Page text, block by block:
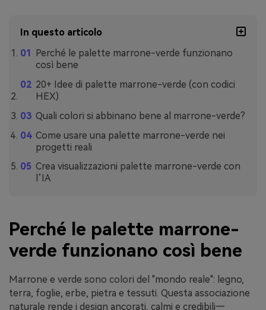
In questo articolo
Perché le palette marrone-verde funzionano
così bene
20+ Idee di palette marrone-verde (con codici
HEX)
Quali colori si abbinano bene al marrone-verde?
Come usare una palette marrone-verde nei
progetti reali
Crea visualizzazioni palette marrone-verde con
l’IA
Perché le palette marrone-
verde funzionano così bene
Marrone e verde sono colori del "mondo reale": legno,
terra, foglie, erbe, pietra e tessuti. Questa associazione
naturale rende i design ancorati, calmi e credibili—